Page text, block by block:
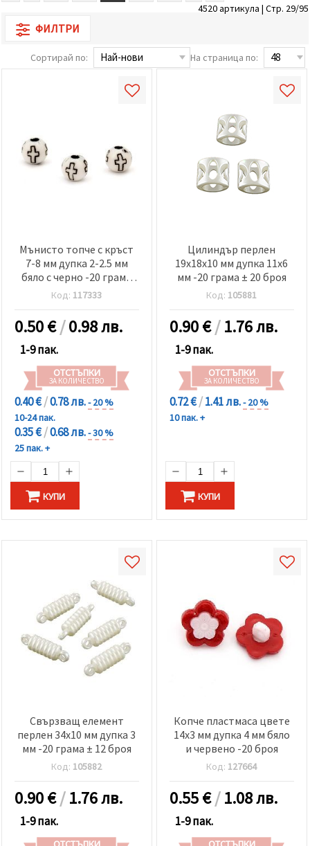
4520 артикула | Стр. 29/95
ФИЛТРИ
Сортирай по: На страница по:
Мънисто топче с кръст
7-8 мм дупка 2-2.5 мм
бяло с черно -20 грама
~80 броя
Код: 117333
0.50€/0.98 лв.
1-9 пак.
ОТСТЪПКИ
ЗА КОЛИЧЕСТВО
0.40 €/0.78 лв.- 20 %
10-24 пак.
0.35 €/0.68 лв.- 30 %
25 пак. +
КУПИ
Цилиндър перлен
19x18x10 мм дупка 11x6
мм -20 грама ± 20 броя
Код: 105881
0.90€/1.76 лв.
1-9 пак.
ОТСТЪПКИ
ЗА КОЛИЧЕСТВО
0.72 €/1.41 лв.- 20 %
10 пак. +
КУПИ
Свързващ елемент
перлен 34x10 мм дупка 3
мм -20 грама ± 12 броя
Код: 105882
0.90€/1.76 лв.
1-9 пак.
Копче пластмаса цвете
14x3 мм дупка 4 мм бяло
и червено -20 броя
Код: 127664
0.55€/1.08 лв.
1-9 пак.